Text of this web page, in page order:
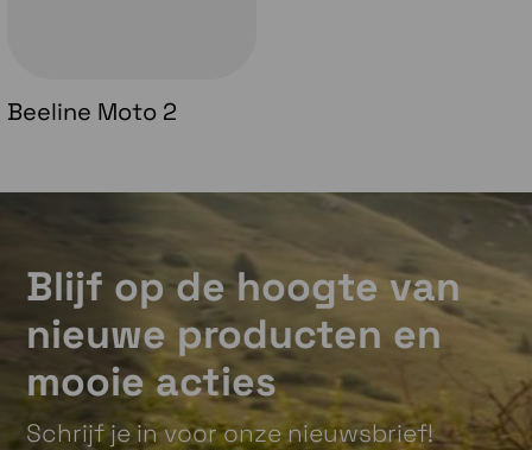
Beeline Moto 2
Blijf op de hoogte van
nieuwe producten en
mooie acties
Schrijf je in voor onze nieuwsbrief!